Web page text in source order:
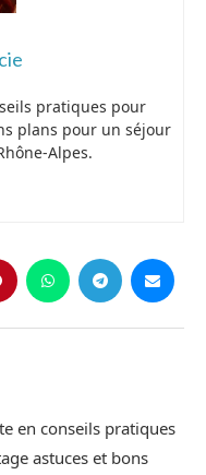
pratiques pour
plans pour un séjour
Alpes.
en conseils pratiques
astuces et bons